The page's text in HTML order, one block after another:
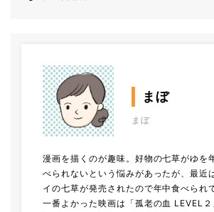
まぼ
まぼ
漫画を描くのが趣味。好物の七草がゆを
べられないという悩みがあったが、最近
イの七草が発売されたので年中食べられ
一番よかった映画は「孤老の血 LEVEL